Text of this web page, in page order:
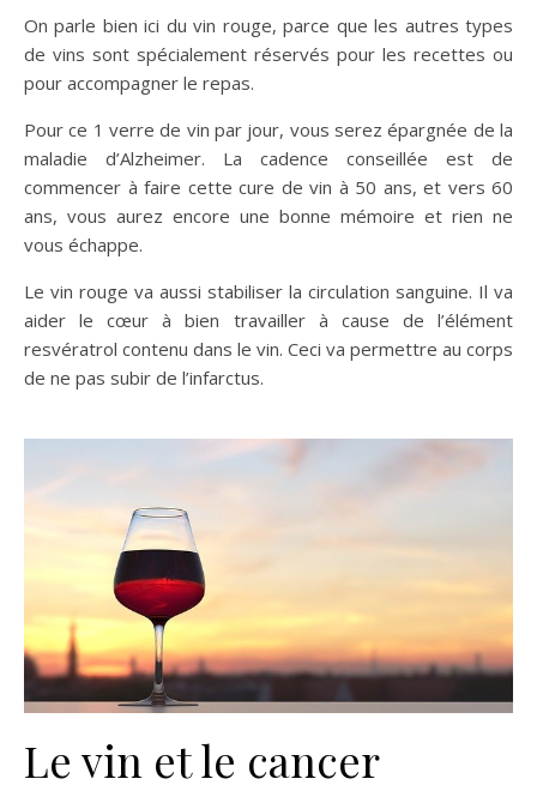
On parle bien ici du vin rouge, parce que les autres types
de vins sont spécialement réservés pour les recettes ou
pour accompagner le repas.
Pour ce 1 verre de vin par jour, vous serez épargnée de la
maladie d’Alzheimer. La cadence conseillée est de
commencer à faire cette cure de vin à 50 ans, et vers 60
ans, vous aurez encore une bonne mémoire et rien ne
vous échappe.
Le vin rouge va aussi stabiliser la circulation sanguine. Il va
aider le cœur à bien travailler à cause de l’élément
resvératrol contenu dans le vin. Ceci va permettre au corps
de ne pas subir de l’infarctus.
Le vin et le cancer